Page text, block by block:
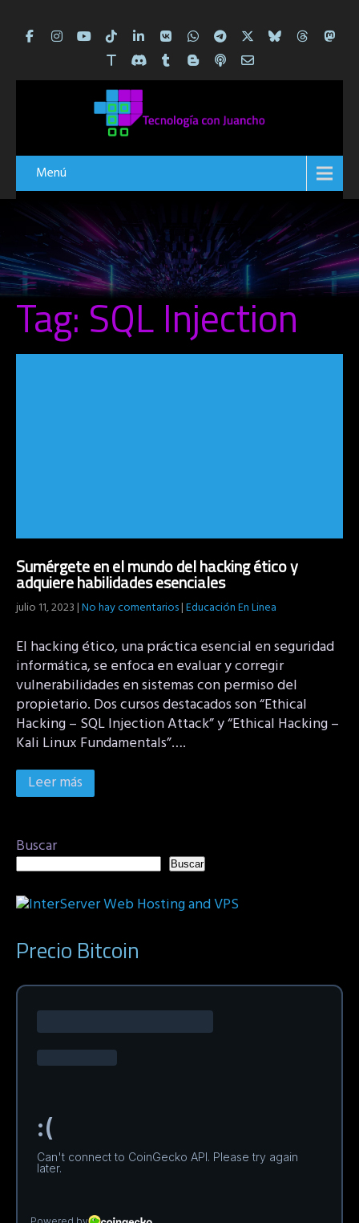
Menú
Tag: SQL Injection
Sumérgete en el mundo del hacking ético y
adquiere habilidades esenciales
julio 11, 2023|No hay comentarios|Educación En Linea
El hacking ético, una práctica esencial en seguridad
informática, se enfoca en evaluar y corregir
vulnerabilidades en sistemas con permiso del
propietario. Dos cursos destacados son “Ethical
Hacking – SQL Injection Attack” y “Ethical Hacking –
Kali Linux Fundamentals”….
Leer más
Buscar
Buscar
Precio Bitcoin